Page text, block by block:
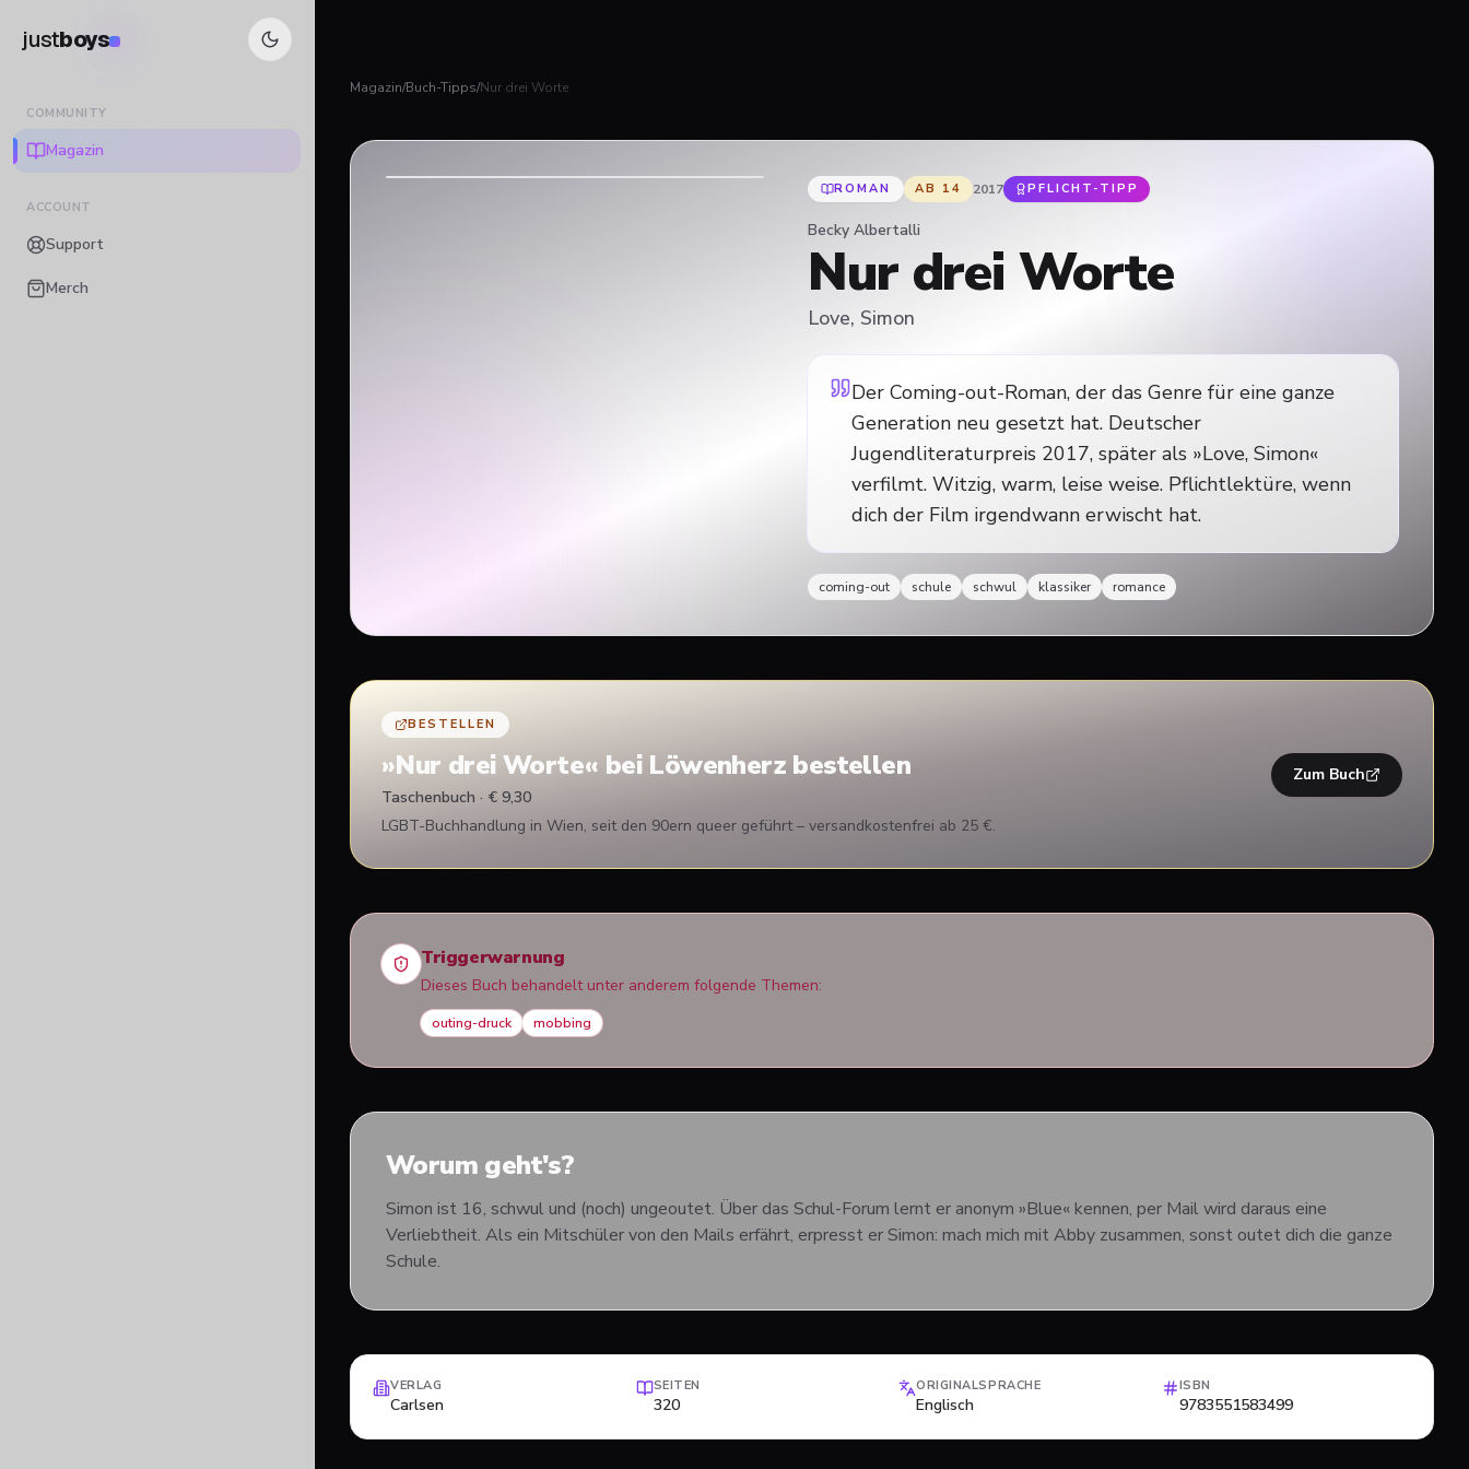
justboys
COMMUNITY
Magazin
ACCOUNT
Support
Merch
Magazin/Buch-Tipps/Nur drei Worte
ROMAN AB 14 2017 PFLICHT-TIPP
Becky Albertalli
Nur drei Worte
Love, Simon
Der Coming-out-Roman, der das Genre für eine ganze
Generation neu gesetzt hat. Deutscher
Jugendliteraturpreis 2017, später als »Love, Simon«
verfilmt. Witzig, warm, leise weise. Pflichtlektüre, wenn
dich der Film irgendwann erwischt hat.
coming-out schule schwul klassiker romance
BESTELLEN
»Nur drei Worte« bei Löwenherz bestellen
Taschenbuch · € 9,30
LGBT-Buchhandlung in Wien, seit den 90ern queer geführt – versandkostenfrei ab 25 €.
Zum Buch
Triggerwarnung
Dieses Buch behandelt unter anderem folgende Themen:
outing-druck mobbing
Worum geht's?
Simon ist 16, schwul und (noch) ungeoutet. Über das Schul-Forum lernt er anonym »Blue« kennen, per Mail wird daraus eine
Verliebtheit. Als ein Mitschüler von den Mails erfährt, erpresst er Simon: mach mich mit Abby zusammen, sonst outet dich die ganze
Schule.
VERLAG
Carlsen
SEITEN
320
ORIGINALSPRACHE
Englisch
ISBN
9783551583499